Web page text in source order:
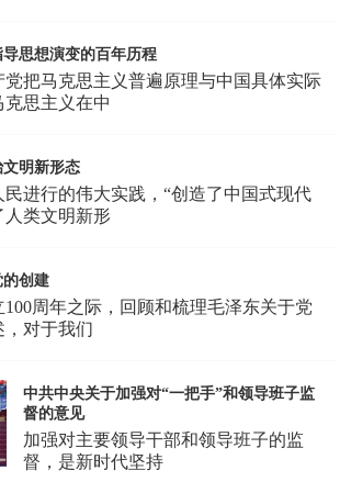
思想演变的百年历程
把马克思主义普遍原理与中国具体实际
思主义在中
明新形态
进行的伟大实践，“创造了中国式现代
类文明新形
创建
周年之际，回顾和梳理毛泽东关于党
，对于我们
中共中央关于加强对“一把手”和领导班子监
督的意见
加强对主要领导干部和领导班子的监
督，是新时代坚持